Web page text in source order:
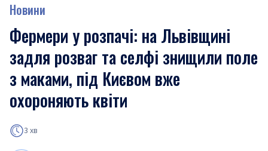
Новини
Фермери у розпачі: на Львівщині
задля розваг та селфі знищили поле
з маками, під Києвом вже
охороняють квіти
3 хв